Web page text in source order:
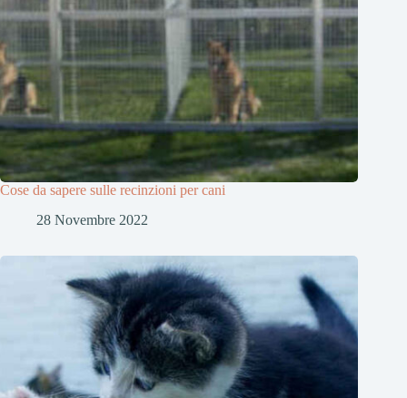
Cose da sapere sulle recinzioni per cani
28 Novembre 2022